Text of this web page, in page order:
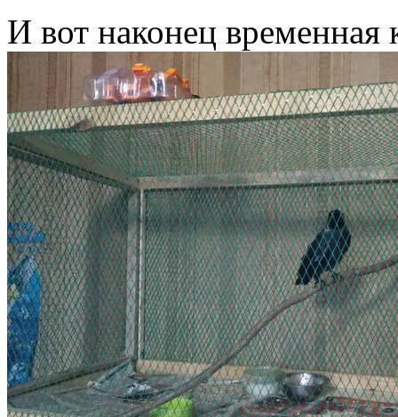
И вот наконец временная